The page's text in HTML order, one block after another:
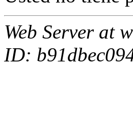
Web Server at
ID: